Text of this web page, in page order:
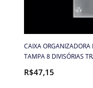
CAIXA ORGANIZADORA
TAMPA 8 DIVISÓRIAS
R$47,15